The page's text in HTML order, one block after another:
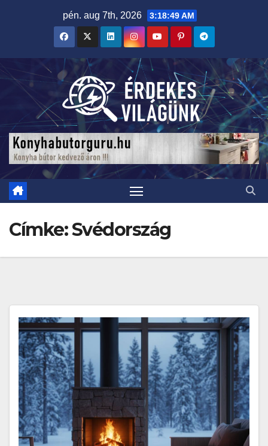
pén. aug 7th, 2026 3:18:50 AM
Címke:Svédország